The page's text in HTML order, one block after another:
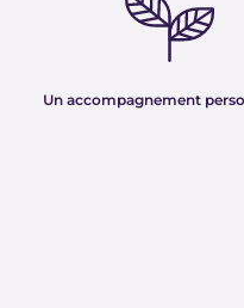
Un accompagnement
Nous sélectionnons
minéraux pour vous offrir des
naturelles, non traitées et chargées
vibration et son authenticité afin